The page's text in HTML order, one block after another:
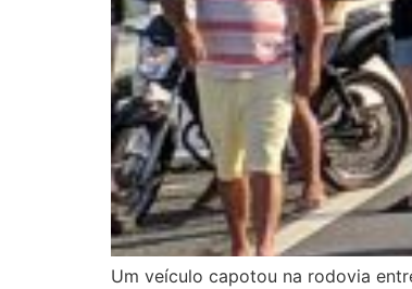
Um veículo capotou na rodovia